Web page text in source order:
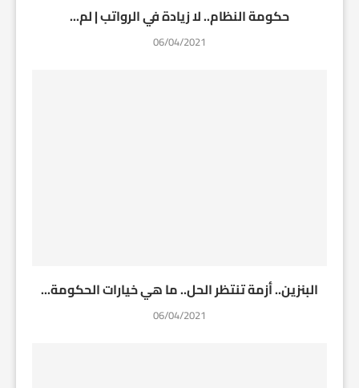
حكومة النظام.. لا زيادة في الرواتب | لم...
06/04/2021
البنزين.. أزمة تنتظر الحل.. ما هي خيارات الحكومة...
06/04/2021